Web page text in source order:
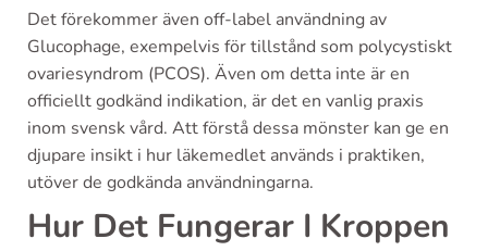
Det förekommer även off-label användning av
Glucophage, exempelvis för tillstånd som polycystiskt
ovariesyndrom (PCOS). Även om detta inte är en
officiellt godkänd indikation, är det en vanlig praxis
inom svensk vård. Att förstå dessa mönster kan ge en
djupare insikt i hur läkemedlet används i praktiken,
utöver de godkända användningarna.
Hur Det Fungerar I Kroppen